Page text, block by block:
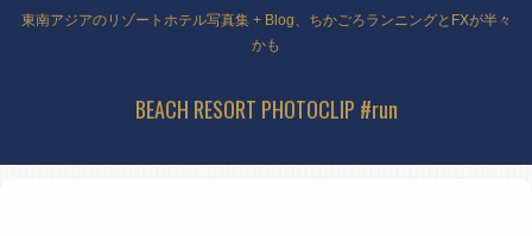
東南アジアのリゾートホテル写真集 + Blog、ちかごろランニングとFXが半々
かも
BEACH RESORT PHOTOCLIP #run